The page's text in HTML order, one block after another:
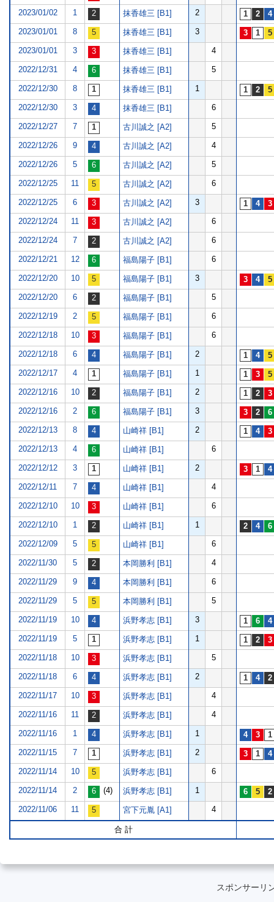
2023/01/02 1 抹香雄三 [B1] 2
2023/01/01 8 抹香雄三 [B1] 3
2023/01/01 3 抹香雄三 [B1] 4
2022/12/31 4 抹香雄三 [B1] 5
2022/12/30 8 抹香雄三 [B1] 1
2022/12/30 3 抹香雄三 [B1] 6
2022/12/27 7 古川誠之 [A2] 5
2022/12/26 9 古川誠之 [A2] 4
2022/12/26 5 古川誠之 [A2] 5
2022/12/25 11 古川誠之 [A2] 6
2022/12/25 6 古川誠之 [A2] 3
2022/12/24 11 古川誠之 [A2] 6
2022/12/24 7 古川誠之 [A2] 6
2022/12/21 12 福島陽子 [B1] 6
2022/12/20 10 福島陽子 [B1] 3
2022/12/20 6 福島陽子 [B1] 5
2022/12/19 2 福島陽子 [B1] 6
2022/12/18 10 福島陽子 [B1] 6
2022/12/18 6 福島陽子 [B1] 2
2022/12/17 4 福島陽子 [B1] 1
2022/12/16 10 福島陽子 [B1] 2
2022/12/16 2 福島陽子 [B1] 3
2022/12/13 8 山崎祥 [B1] 2
2022/12/13 4 山崎祥 [B1] 6
2022/12/12 3 山崎祥 [B1] 2
2022/12/11 7 山崎祥 [B1] 4
2022/12/10 10 山崎祥 [B1] 6
2022/12/10 1 山崎祥 [B1] 1
2022/12/09 5 山崎祥 [B1] 6
2022/11/30 5 本岡勝利 [B1] 4
2022/11/29 9 本岡勝利 [B1] 6
2022/11/29 5 本岡勝利 [B1] 5
2022/11/19 10 浜野孝志 [B1] 3
2022/11/19 5 浜野孝志 [B1] 1
2022/11/18 10 浜野孝志 [B1] 5
2022/11/18 6 浜野孝志 [B1] 2
2022/11/17 10 浜野孝志 [B1] 4
2022/11/16 11 浜野孝志 [B1] 4
2022/11/16 1 浜野孝志 [B1] 1
2022/11/15 7 浜野孝志 [B1] 2
2022/11/14 10 浜野孝志 [B1] 6
2022/11/14 2 (4) 浜野孝志 [B1] 1
2022/11/06 11 宮下元胤 [A1] 4
合 計
スポンサーリ